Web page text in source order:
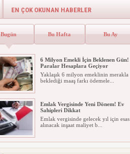
EN ÇOK OKUNAN HABERLER
Bugün Bu Hafta Bu Ay
6 Milyon Emekli İçin Beklenen Gün!
Paralar Hesaplara Geçiyor
Yaklaşık 6 milyon emeklinin merakla
beklediği maaş farkı ödemele...
Emlak Vergisinde Yeni Dönem! Ev
Sahipleri Dikkat
Emlak vergisinde gelecek yıl için esas
alınacak inşaat maliyet b...
Sahipleri Dikkat
Emlak vergisinde gelecek yıl için esas